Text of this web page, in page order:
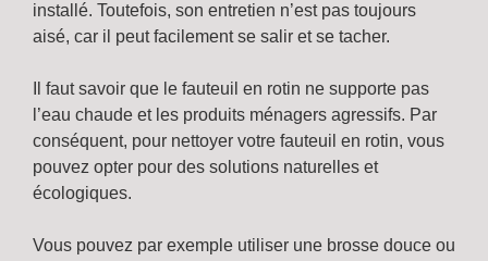
installé. Toutefois, son entretien n’est pas toujours
aisé, car il peut facilement se salir et se tacher.
Il faut savoir que le fauteuil en rotin ne supporte pas
l’eau chaude et les produits ménagers agressifs. Par
conséquent, pour nettoyer votre fauteuil en rotin, vous
pouvez opter pour des solutions naturelles et
écologiques.
Vous pouvez par exemple utiliser une brosse douce ou